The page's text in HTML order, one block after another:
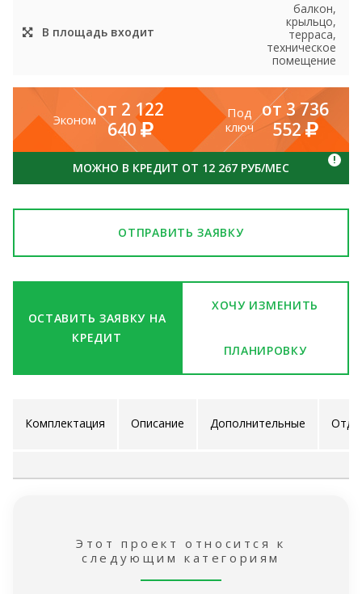
В площадь входит
балкон,
крыльцо,
терраса,
техническое
помещение
Экономот 2 122
640
Под
ключ
от 3 736
552
МОЖНО В КРЕДИТ ОТ 12 267 РУБ/МЕС
!
ХОЧУ ИЗМЕНИТЬ
ПЛАНИРОВКУ
ОСТАВИТЬ ЗАЯВКУ НА
КРЕДИТ
ОТПРАВИТЬ ЗАЯВКУ
Комплектация Описание Дополнительные
Этот проект относится к
следующим категориям